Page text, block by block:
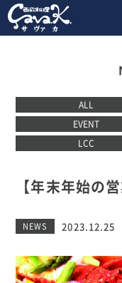
ALL
EVENT
LCC
【年末年始の
NEWS 2023.12.25